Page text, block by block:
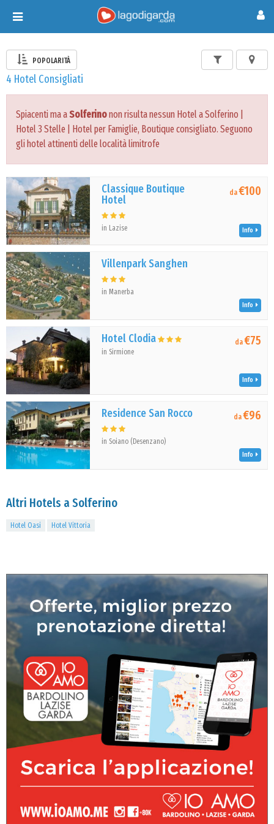
Toggle
navigation
POPOLARITÀ
4 Hotel Consigliati
Spiacenti ma aSolferinonon risulta nessun Hotel a Solferino |
Hotel 3 Stelle | Hotel per Famiglie, Boutique consigliato. Seguono
gli hotel attinenti delle località limitrofe
Classique Boutique
Hotel
in Lazise
da€100
Info
Villenpark Sanghen
in Manerba
Info
Hotel Clodia
in Sirmione
da€75
Info
Residence San Rocco
in Soiano (Desenzano)
da€96
Info
Altri Hotels a Solferino
Hotel Oasi Hotel Vittoria